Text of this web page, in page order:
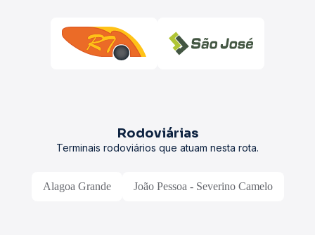
Rodoviárias
Terminais rodoviários que atuam nesta rota.
Alagoa Grande João Pessoa - Severino Camelo